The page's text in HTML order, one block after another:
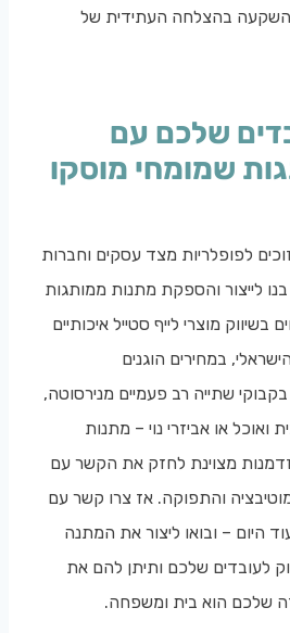
השקעה בהצלחה העתידית של
שלכם עם
שמומחי מוסקו
לפופלריות מצד עסקים וחברות
לייצור והספקת מתנות ממותגות
מוצרי לייף סטייל איכותיים
במחירים הוגנים
שתייה רב פעמיים מנירסוטה,
ואוכל או אביזרי נוי – מתנות
מצוינת לחזק את הקשר עם
והתפוקה. אז צרו קשר עם
היום – ובואו ליצור את המתנה
לעובדים שלכם ותיתן להם את
שלכם הוא בית ומשפחה.